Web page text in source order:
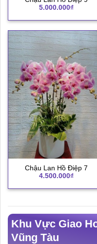
5.000.000₫
Chậu Lan Hồ Điệp 7
4.500.000₫
Khu Vực Giao
Vũng Tàu